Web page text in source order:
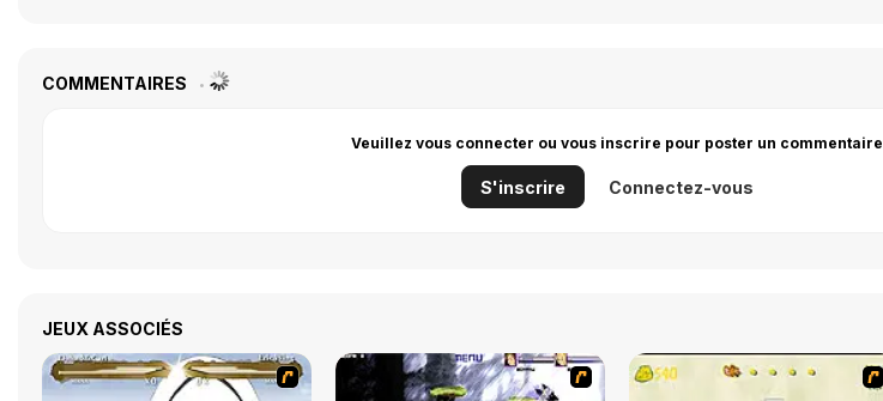
COMMENTAIRES
Veuillez vous connecter ou vous inscrire pour poster un commentaire
S'inscrire Connectez-vous
JEUX ASSOCIÉS